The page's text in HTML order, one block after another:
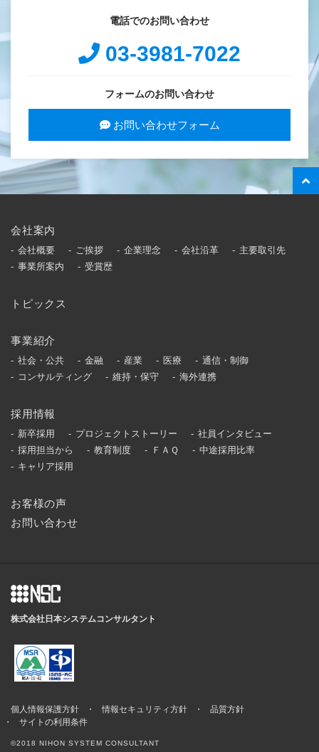
電話でのお問い合わせ
03-3981-7022
フォームのお問い合わせ
お問い合わせフォーム
会社案内
会社概要 ご挨拶 企業理念 会社沿革
主要取引先
事業所案内
受賞歴
トピックス
事業紹介
社会・公共 金融 産業 医療
通信・制御
コンサルティング
維持・保守 海外連携
採用情報
新卒採用 プロジェクトストーリー
社員インタビュー
採用担当から
教育制度 ＦＡＱ
中途採用比率
キャリア採用
お客様の声
お問い合わせ
株式会社日本システムコンサルタント
個人情報保護方針 情報セキュリティ方針
品質方針
サイトの利用条件
©2018 NIHON SYSTEM CONSULTANT